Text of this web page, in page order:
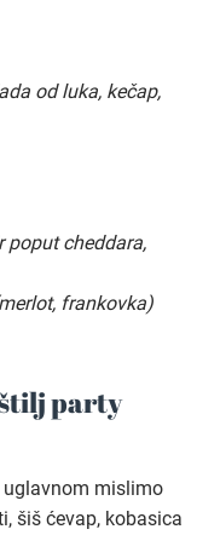
od luka, kečap,
poput cheddara,
frankovka)
party
mislimo
šiš ćevap, kobasica